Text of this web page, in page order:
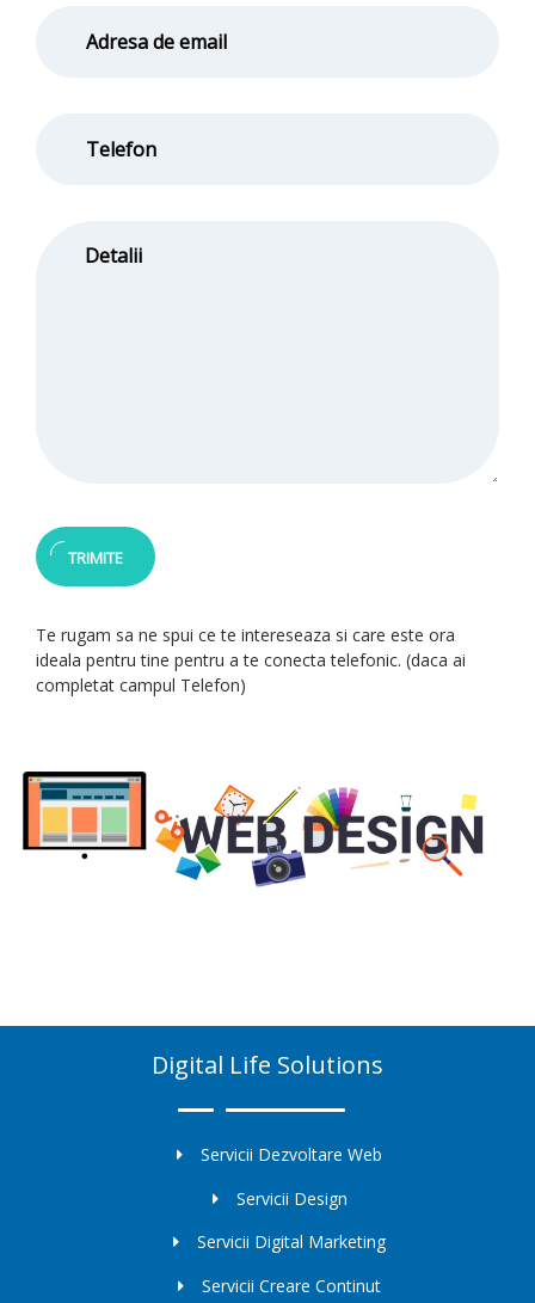
Te rugam sa ne spui ce te intereseaza si care este ora
ideala pentru tine pentru a te conecta telefonic. (daca ai
completat campul Telefon)
Digital Life Solutions
Servicii Dezvoltare Web
Servicii Design
Servicii Digital Marketing
Servicii Creare Continut